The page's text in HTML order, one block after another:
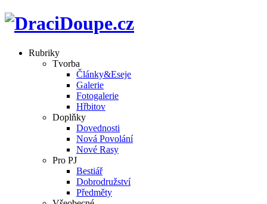
Rubriky
Tvorba
Články&Eseje
Galerie
Fotogalerie
Hřbitov
Doplňky
Dovednosti
Nová Povolání
Nové Rasy
Pro PJ
Bestiář
Dobrodružství
Předměty